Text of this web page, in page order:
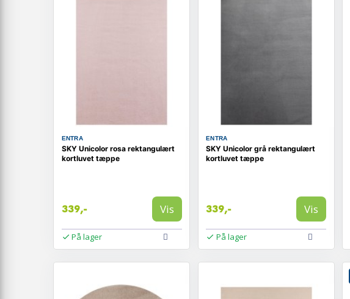
ENTRA
SKY Unicolor rosa rektangulært
kortluvet tæppe
339,- Vis
På lager
ENTRA
SKY Unicolor grå rektangulært
kortluvet tæppe
339,- Vis
På lager